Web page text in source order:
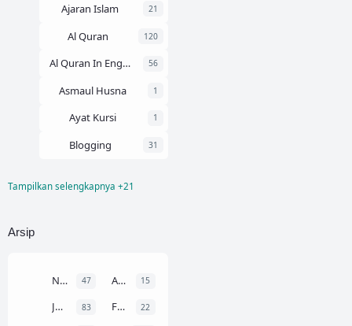
Ajaran Islam 21
Al Quran 120
Al Quran In English 56
Asmaul Husna 1
Ayat Kursi 1
Blogging 31
Chord Gitar
Ilmu Tajwid
Juz Amma
Tampilkan selengkapnya +21
Arsip
November 2025 47 Agustus 2024 15
Juli 2024 83 Februari 2024 22